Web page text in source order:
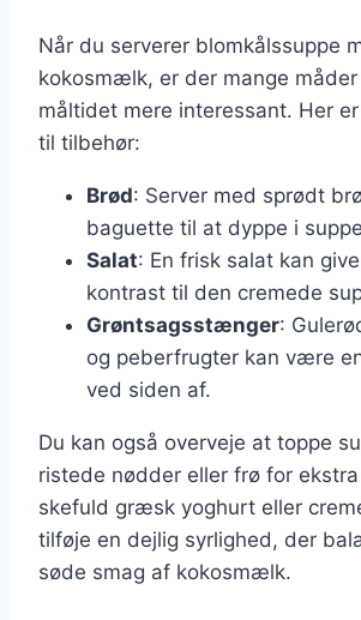
Når du serverer blomkålssuppe
kokosmælk, er der mange
måltidet mere interessant. Her
til tilbehør:
Brød: Server med sprødt
baguette til at dyppe i
Salat: En frisk salat kan
kontrast til den cremede
Grøntsagsstænger:
og peberfrugter kan være
ved siden af.
Du kan også overveje at toppe
ristede nødder eller frø for
skefuld græsk yoghurt eller
tilføje en dejlig syrlighed, der
søde smag af kokosmælk.